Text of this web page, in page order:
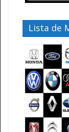
Lista de